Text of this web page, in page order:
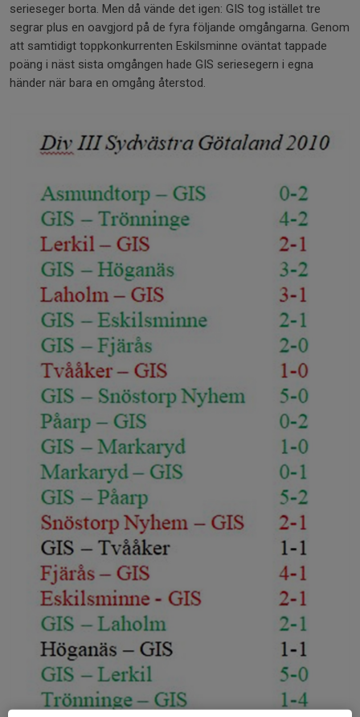
serieseger borta. Men då vände det igen: GIS tog istället tre
segrar plus en oavgjord på de fyra följande omgångarna. Genom
att samtidigt toppkonkurrenten Eskilsminne oväntat tappade
poäng i näst sista omgången hade GIS seriesegern i egna
händer när bara en omgång återstod.